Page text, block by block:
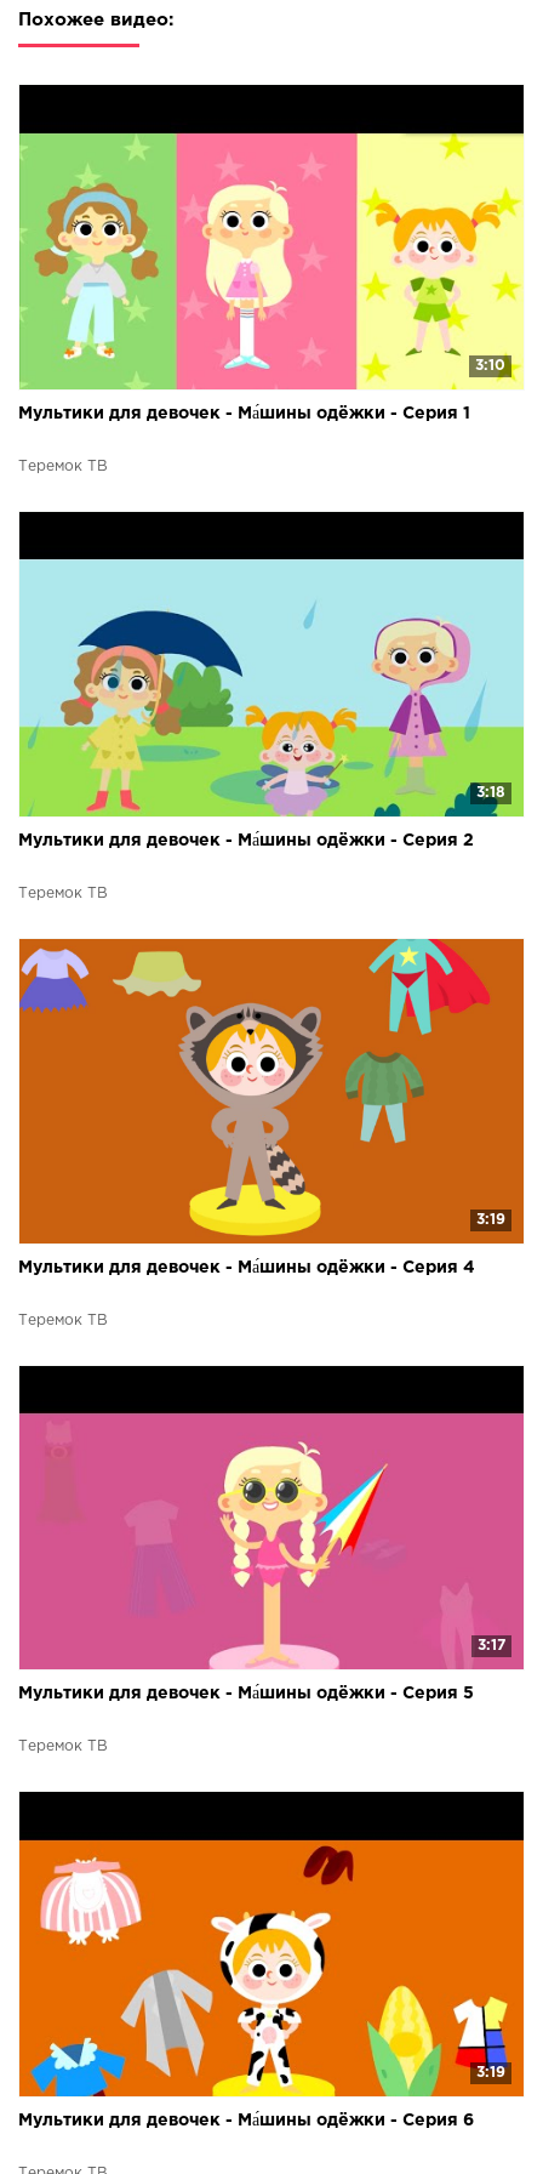
Похожее видео:
3:10
Мультики для девочек - Ма́шины одёжки - Серия 1
Теремок ТВ
3:18
Мультики для девочек - Ма́шины одёжки - Серия 2
Теремок ТВ
3:19
Мультики для девочек - Ма́шины одёжки - Серия 4
Теремок ТВ
3:17
Мультики для девочек - Ма́шины одёжки - Серия 5
Теремок ТВ
3:19
Мультики для девочек - Ма́шины одёжки - Серия 6